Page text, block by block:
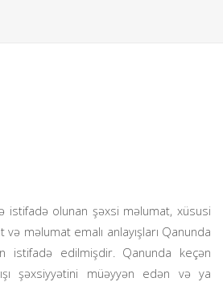
istifadə olunan şəxsi məlumat, xüsusi
məlumat emalı anlayışları Qanunda
istifadə edilmişdir. Qanunda keçən
şəxsiyyətini müəyyən edən və ya